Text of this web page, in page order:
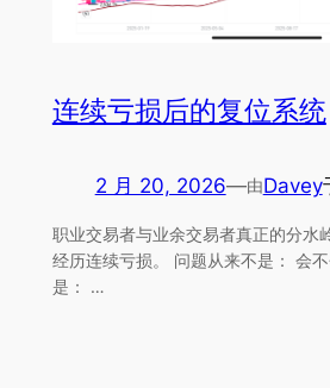
连续亏损后的复位系统
2 月 20, 2026—由Davey
职业交易者与业余交易者真正的分水
经历连续亏损。 问题从来不是： 会
是： …